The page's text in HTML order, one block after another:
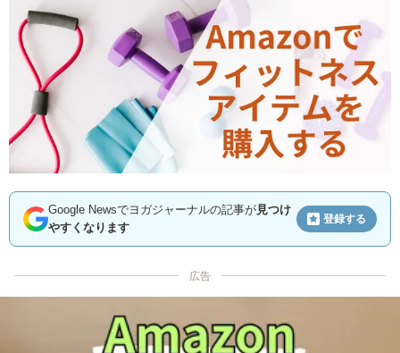
Google Newsでヨガジャーナルの記事が見つけ
やすくなります
登録する
広告